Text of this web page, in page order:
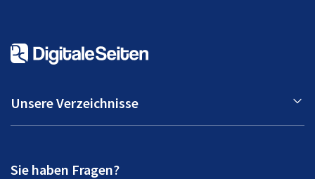
Unsere Verzeichnisse
Sie haben Fragen?